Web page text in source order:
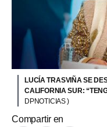
LUCÍA TRASVIÑA SE
CALIFORNIA SUR:
DPNOTICIAS )
Compartir en